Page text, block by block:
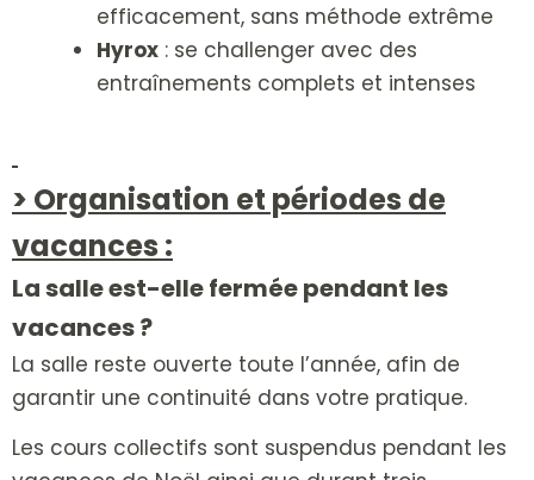
efficacement, sans méthode extrême
Hyrox : se challenger avec des
entraînements complets et intenses
> Organisation et périodes de
vacances :
La salle est-elle fermée pendant les
vacances ?
La salle reste ouverte toute l’année, afin de
garantir une continuité dans votre pratique.
Les cours collectifs sont suspendus pendant les